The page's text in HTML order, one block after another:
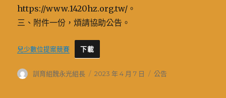
https://www.1420hz.org.tw/。
三、附件一份，煩請協助公告。
兒少數位提案競賽 下載
作
訓育組魏永光組長
發
2023 年 4 月 7 日
分
公告